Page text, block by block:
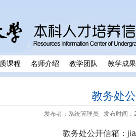
课程 名师介绍 教学团队 教学成果
教务处
发布者：系统管理员 发布时间
教务处公开信箱：